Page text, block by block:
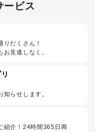
ービス
りだくさん！
見逃しなく。
らせします。
紹介！24時間365日商